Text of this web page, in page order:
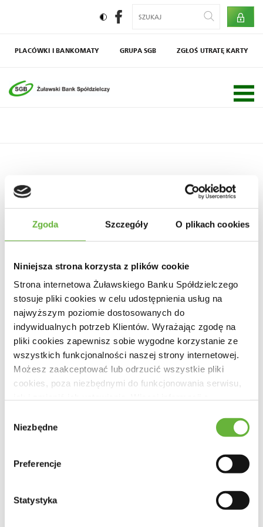
Zgoda Szczegóły O plikach cookies
Niniejsza strona korzysta z plików cookie
Strona internetowa Żuławskiego Banku Spółdzielczego
stosuje pliki cookies w celu udostępnienia usług na
najwyższym poziomie dostosowanych do
indywidualnych potrzeb Klientów. Wyrażając zgodę na
pliki cookies zapewnisz sobie wygodne korzystanie ze
wszystkich funkcjonalności naszej strony internetowej.
Możesz zaakceptować lub odrzucić wszystkie pliki
cookies, poza niezbędnymi do funkcjonowania serwisu,
sposobie przetwarzania danych znajdziesz w
Polityce
zgody
Niezbędne
Preferencje
Statystyka
PLACÓWKI I BANKOMATY GRUPA SGB ZGŁOŚ UTRATĘ KARTY
Szanowni Państwo,
informujmy, że z dniem 1 września 2021 roku
nastąpiło połączenie dwóch lokalnych
Przejmujący) w całości Banku Spółdzielczego
od tego dnia stanowić będzie Oddział